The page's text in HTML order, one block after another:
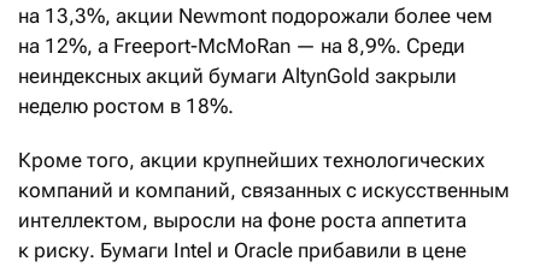
на 13,3%, акции Newmont подорожали более чем
на 12%, а Freeport-McMoRan — на 8,9%. Среди
неиндексных акций бумаги AltynGold закрыли
неделю ростом в 18%.
Кроме того, акции крупнейших технологических
компаний и компаний, связанных с искусственным
интеллектом, выросли на фоне роста аппетита
к риску. Бумаги Intel и Oracle прибавили в цене